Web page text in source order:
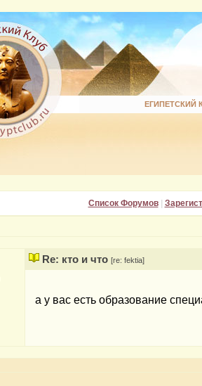
ЕГИПЕТСКИЙ
Список Форумов|
Re: кто и что [re: fektia]
а у вас есть образование